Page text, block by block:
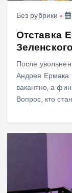
Без рубрики
Отставка
После
Андрея Ермака
вакантно, а
Вопрос, кто